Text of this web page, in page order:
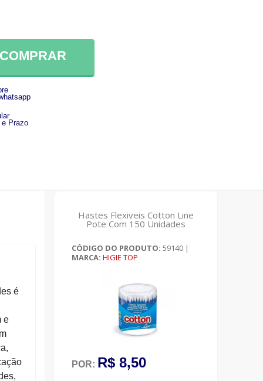
COMPRAR
e Prazo
é
e
Hastes Flexiveis Cotton Line
Pote Com 150 Unidades
CÓDIGO DO PRODUTO: 59140 |
MARCA: HIGIE TOP
POR: R$ 8,50